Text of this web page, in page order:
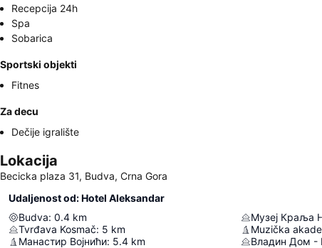
Recepcija 24h
Spa
Sobarica
Sportski objekti
Fitnes
Za decu
Dečije igralište
Lokacija
Becicka plaza 31, Budva, Crna Gora
Udaljenost od: Hotel Aleksandar
Budva: 0.4 km
Tvrđava Kosmač: 5 km
Манастир Војнићи: 5.4 km
Музеј Краља